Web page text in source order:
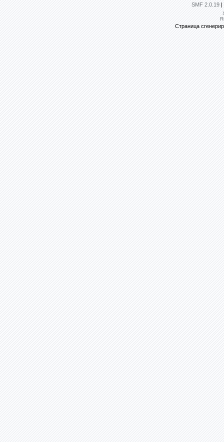
SMF 2.0.19 |
Страница